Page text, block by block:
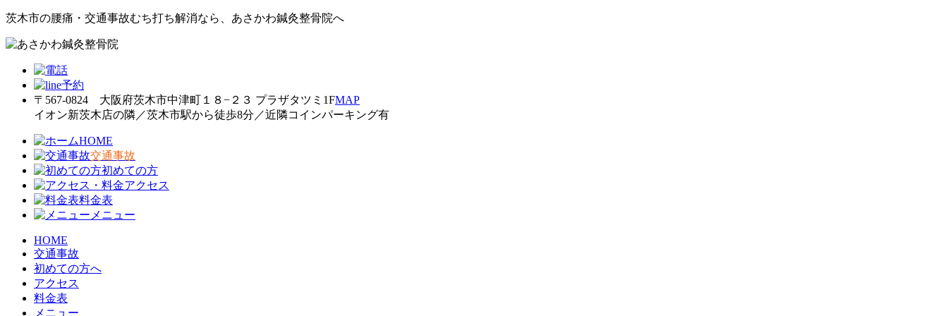
茨木市の腰痛・交通事故むち打ち解消なら、あさかわ鍼灸整骨院へ
〒567-0824 大阪府茨木市中津町１８−２３ プラザタツミ1FMAP
イオン新茨木店の隣／茨木市駅から徒歩8分／近隣コインパーキング有
HOME
交通事故
初めての方
アクセス
料金表
メニュー
HOME
交通事故
初めての方へ
アクセス
料金表
メニュー